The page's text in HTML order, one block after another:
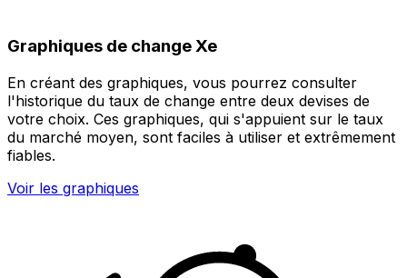
Graphiques de change Xe
En créant des graphiques, vous pourrez consulter
l'historique du taux de change entre deux devises de
votre choix. Ces graphiques, qui s'appuient sur le taux
du marché moyen, sont faciles à utiliser et extrêmement
fiables.
Voir les graphiques